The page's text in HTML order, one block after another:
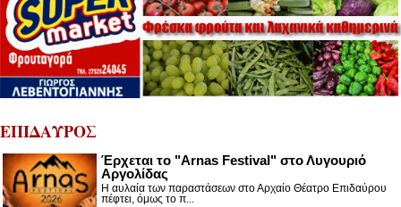
ΕΠΙΔΑΥΡΟΣ
Έρχεται το "Arnas Festival" στο Λυγουριό
Αργολίδας
Η αυλαία των παραστάσεων στο Αρχαίο Θέατρο Επιδαύρου
πέφτει, όμως το π...